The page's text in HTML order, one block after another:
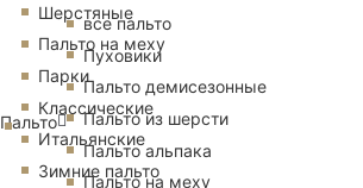
Шерстяные
Пальто на меху
Парки
Классические
Итальянские
Зимние пальто
Пальто
все пальто
Пуховики
Пальто демисезонные
Пальто из шерсти
Пальто альпака
Пальто на меху